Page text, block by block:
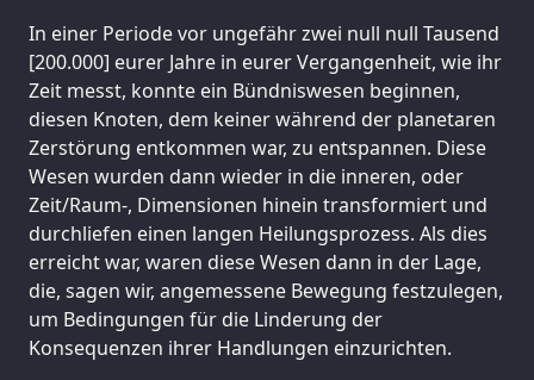
In einer Periode vor ungefähr zwei null null Tausend
[200.000] eurer Jahre in eurer Vergangenheit, wie ihr
Zeit messt, konnte ein Bündniswesen beginnen,
diesen Knoten, dem keiner während der planetaren
Zerstörung entkommen war, zu entspannen. Diese
Wesen wurden dann wieder in die inneren, oder
Zeit/Raum-, Dimensionen hinein transformiert und
durchliefen einen langen Heilungsprozess. Als dies
erreicht war, waren diese Wesen dann in der Lage,
die, sagen wir, angemessene Bewegung festzulegen,
um Bedingungen für die Linderung der
Konsequenzen ihrer Handlungen einzurichten.